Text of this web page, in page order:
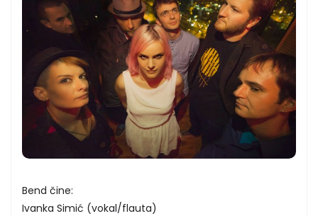
Bend čine:
Ivanka Simić (vokal/flauta)